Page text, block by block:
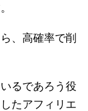
、高確率で削
るであろう役
たアフィリエ